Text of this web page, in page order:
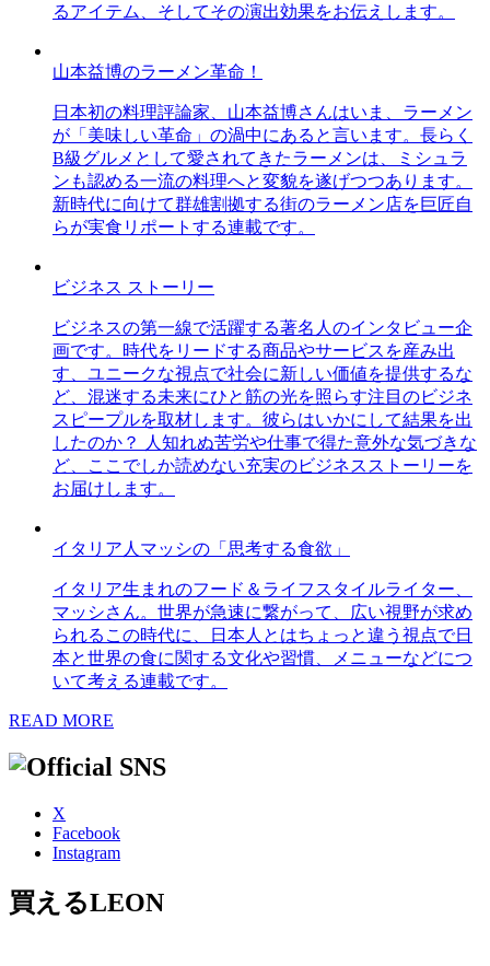
るアイテム、そしてその演出効果をお伝えします。
山本益博のラーメン革命！
日本初の料理評論家、山本益博さんはいま、ラーメン
が「美味しい革命」の渦中にあると言います。長らく
B級グルメとして愛されてきたラーメンは、ミシュラ
ンも認める一流の料理へと変貌を遂げつつあります。
新時代に向けて群雄割拠する街のラーメン店を巨匠自
らが実食リポートする連載です。
ビジネス ストーリー
ビジネスの第一線で活躍する著名人のインタビュー企
画です。時代をリードする商品やサービスを産み出
す、ユニークな視点で社会に新しい価値を提供するな
ど、混迷する未来にひと筋の光を照らす注目のビジネ
スピープルを取材します。彼らはいかにして結果を出
したのか？ 人知れぬ苦労や仕事で得た意外な気づきな
ど、ここでしか読めない充実のビジネスストーリーを
お届けします。
イタリア人マッシの「思考する食欲」
イタリア生まれのフード＆ライフスタイルライター、
マッシさん。世界が急速に繋がって、広い視野が求め
られるこの時代に、日本人とはちょっと違う視点で日
本と世界の食に関する文化や習慣、メニューなどにつ
いて考える連載です。
READ MORE
X
Facebook
Instagram
買えるLEON